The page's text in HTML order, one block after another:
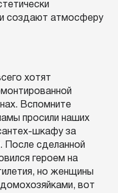
создают атмосферу
хотят
Вспомните
просили наших
шкафу за
После сделанной
героем на
но женщины
вот